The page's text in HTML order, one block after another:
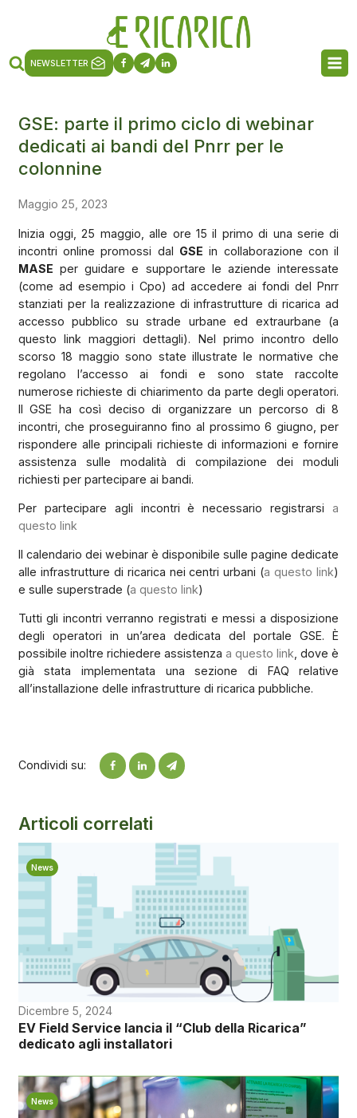
NEWSLETTER
GSE: parte il primo ciclo di webinar
dedicati ai bandi del Pnrr per le
colonnine
Maggio 25, 2023
Inizia oggi, 25 maggio, alle ore 15 il primo di una serie di
incontri online promossi dal GSE in collaborazione con il
MASE per guidare e supportare le aziende interessate
(come ad esempio i Cpo) ad accedere ai fondi del Pnrr
stanziati per la realizzazione di infrastrutture di ricarica ad
accesso pubblico su strade urbane ed extraurbane (a
questo link maggiori dettagli). Nel primo incontro dello
scorso 18 maggio sono state illustrate le normative che
regolano l’accesso ai fondi e sono state raccolte
numerose richieste di chiarimento da parte degli operatori.
Il GSE ha così deciso di organizzare un percorso di 8
incontri, che proseguiranno fino al prossimo 6 giugno, per
rispondere alle principali richieste di informazioni e fornire
assistenza sulle modalità di compilazione dei moduli
richiesti per partecipare ai bandi.
Per partecipare agli incontri è necessario registrarsia
questo link
Il calendario dei webinar è disponibile sulle pagine dedicate
alle infrastrutture di ricarica nei centri urbani (a questo link)
e sulle superstrade (a questo link)
Tutti gli incontri verranno registrati e messi a disposizione
degli operatori in un’area dedicata del portale GSE. È
possibile inoltre richiedere assistenza a questo link , dove è
già stata implementata una sezione di FAQ relative
all’installazione delle infrastrutture di ricarica pubbliche.
Condividi su:
Articoli correlati
News
Dicembre 5, 2024
EV Field Service lancia il “Club della Ricarica”
dedicato agli installatori
News